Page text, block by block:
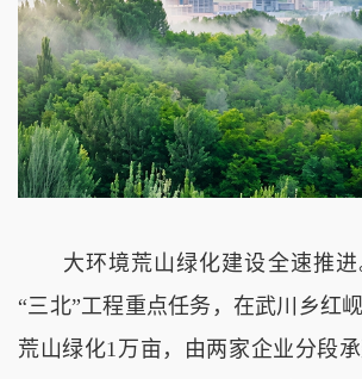
大环境荒山绿化建设全速推进
“三北”工程重点任务，在武川乡红
荒山绿化1万亩，由两家企业分段